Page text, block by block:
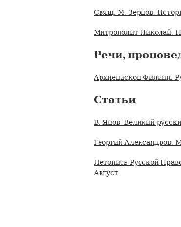
Свящ. М. Зернов.
Митрополит Николай.
Речи,
Архиепископ Филипп.
Статьи
В. Янов. Великий
Георгий Александров.
Летопись Русской
Август